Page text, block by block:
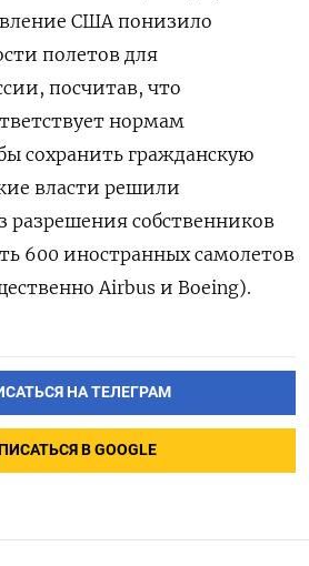
США понизило
полетов для
посчитав, что
нормам
сохранить гражданскую
власти решили
разрешения собственников
600 иностранных самолетов
Airbus и Boeing).
НА ТЕЛЕГРАМ
В GOOGLE